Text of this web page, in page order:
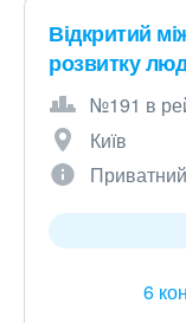
Відкритий
розвитку
№191 в
Київ
6